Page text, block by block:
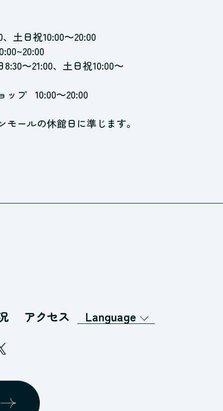
土日祝10:00～20:00
8:30～21:00、土日祝10:00～
ップ 10:00～20:00
ールの休館日に準じます。
アクセス
Language